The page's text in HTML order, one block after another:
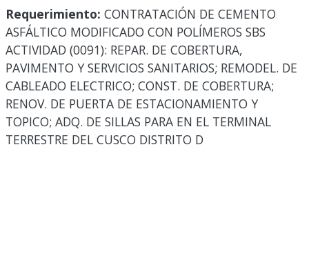
Requerimiento: CONTRATACIÓN DE CEMENTO
ASFÁLTICO MODIFICADO CON POLÍMEROS SBS
ACTIVIDAD (0091): REPAR. DE COBERTURA,
PAVIMENTO Y SERVICIOS SANITARIOS; REMODEL. DE
CABLEADO ELECTRICO; CONST. DE COBERTURA;
RENOV. DE PUERTA DE ESTACIONAMIENTO Y
TOPICO; ADQ. DE SILLAS PARA EN EL TERMINAL
TERRESTRE DEL CUSCO DISTRITO D